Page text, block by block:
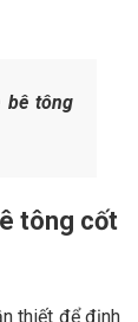
bê tông
tông cốt
thiết để định